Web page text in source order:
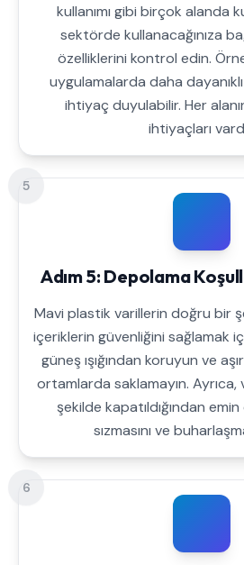
kullanımı gibi birçok alanda
sektörde kullanacağınıza
özelliklerini kontrol edin.
uygulamalarda daha
ihtiyaç duyulabilir. Her
ihtiyaçları
5
Adım 5: Depolama
Mavi plastik varillerin doğru bir
içeriklerin güvenliğini sağlamak
güneş ışığından koruyun ve
ortamlarda saklamayın.
şekilde kapatıldığından emin
sızmasını ve
6